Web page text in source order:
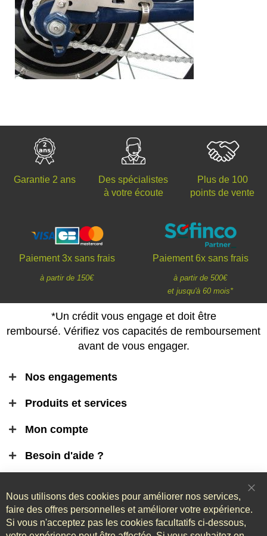
Garantie 2 ans
Des spécialistes
à votre écoute
Plus de 100
points de vente
Paiement 3x sans frais
à partir de 150€
Paiement 6x sans frais
à partir de 500€
et jusqu'à 60 mois*
*Un crédit vous engage et doit être
remboursé. Vérifiez vos capacités de remboursement
avant de vous engager.
Nos engagements
Produits et services
Mon compte
Besoin d'aide ?
Nous utilisons des cookies pour améliorer nos services,
faire des offres personnelles et améliorer votre expérience.
Si vous n'acceptez pas les cookies facultatifs ci-dessous,